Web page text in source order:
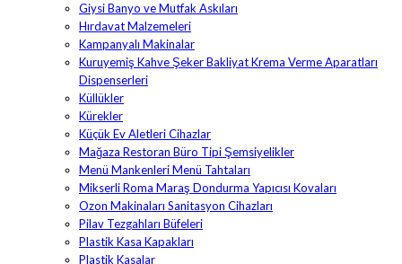
Giysi Banyo ve Mutfak Askıları
Hırdavat Malzemeleri
Kampanyalı Makinalar
Kuruyemiş Kahve Şeker Bakliyat Krema Verme Aparatları
Dispenserleri
Küllükler
Kürekler
Küçük Ev Aletleri Cihazlar
Mağaza Restoran Büro Tipi Şemsiyelikler
Menü Mankenleri Menü Tahtaları
Mikserli Roma Maraş Dondurma Yapıcısı Kovaları
Ozon Makinaları Sanitasyon Cihazları
Pilav Tezgahları Büfeleri
Plastik Kasa Kapakları
Plastik Kasalar